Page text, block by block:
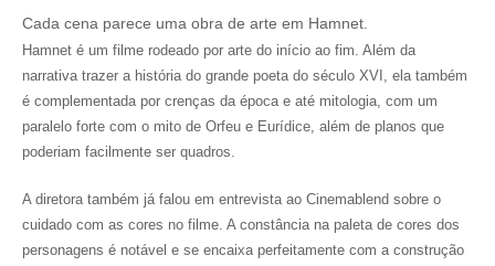
Cada cena parece uma obra de arte em Hamnet.
Hamnet é um filme rodeado por arte do início ao fim. Além da
narrativa trazer a história do grande poeta do século XVI, ela também
é complementada por crenças da época e até mitologia, com um
paralelo forte com o mito de Orfeu e Eurídice, além de planos que
poderiam facilmente ser quadros.
A diretora também já falou em entrevista ao Cinemablend sobre o
cuidado com as cores no filme. A constância na paleta de cores dos
personagens é notável e se encaixa perfeitamente com a construção